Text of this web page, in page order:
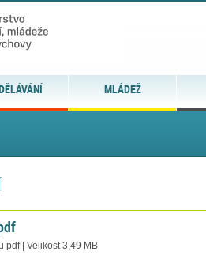
MLÁDEŽ
pdf | Velikost 3,49 MB